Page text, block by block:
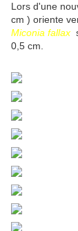
Lors d'une
cm ) oriente
Miconia fallax
0,5 cm.